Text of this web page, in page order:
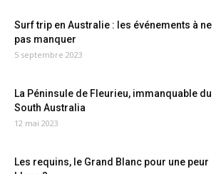
Surf trip en Australie : les événements à ne
pas manquer
5 septembre 2023
La Péninsule de Fleurieu, immanquable du
South Australia
12 mai 2023
Les requins, le Grand Blanc pour une peur